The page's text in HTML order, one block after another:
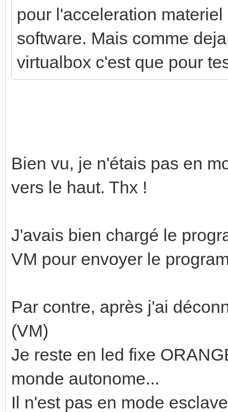
pour l'acceleration
software. Mais comme
virtualbox c'est que pour
Bien vu, je n'étais pas en
vers le haut. Thx !
J'avais bien chargé le
VM pour envoyer le
Par contre, après j'ai
(VM)
Je reste en led fixe
monde autonome...
Il n'est pas en mode